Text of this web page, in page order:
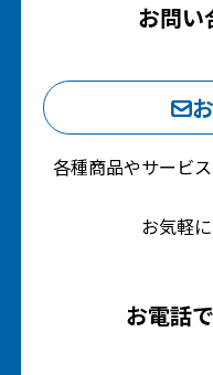
お問い
各種商品やサービ
お気軽
お電話